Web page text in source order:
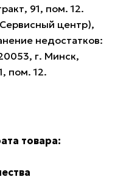
91, пом. 12.
центр),
недостатков:
г. Минск,
пом. 12.
товара: